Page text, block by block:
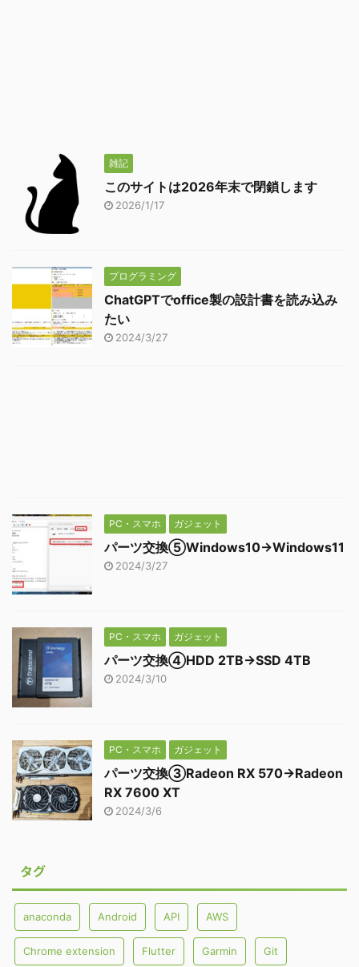
雑記
このサイトは2026年末で閉鎖します
2026/1/17
プログラミング
ChatGPTでoffice製の設計書を読み込み
たい
2024/3/27
PC・スマホ ガジェット
パーツ交換⑤Windows10→Windows11
2024/3/27
PC・スマホ ガジェット
パーツ交換④HDD 2TB→SSD 4TB
2024/3/10
PC・スマホ ガジェット
パーツ交換③Radeon RX 570→Radeon
RX 7600 XT
2024/3/6
タグ
anaconda Android API AWS
Chrome extension Flutter Garmin Git